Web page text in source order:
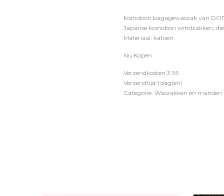
Koinobori bagagewaszak van
Japanse koinobori windzakken,
Materiaal: katoen.
Nu Kopen
Verzendkosten:3.95
Verzendtijd:1 dag(en)
Categorie: Waszakken en manden